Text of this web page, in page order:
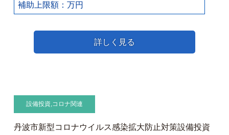
補助上限額：万円
詳しく見る
設備投資,コロナ関連
丹波市新型コロナウイルス感染拡大防止対策設備投資